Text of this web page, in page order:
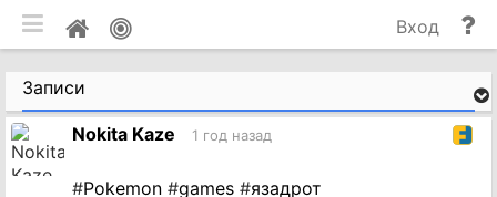
Мой
профиль
и
Вход
Записи
Nokita Kaze 1 год назад
#Pokemon #games #язадрот
мобильная версия